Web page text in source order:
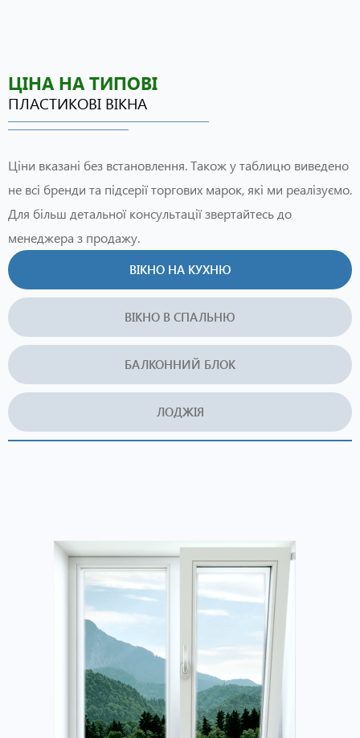
ЦІНА НА ТИПОВІ
ПЛАСТИКОВІ ВІКНА
Ціни вказані без встановлення. Також у таблицю виведено
не всі бренди та підсерії торгових марок, які ми реалізуємо.
Для більш детальної консультації звертайтесь до
менеджера з продажу.
ВІКНО НА КУХНЮ
ВІКНО В СПАЛЬНЮ
БАЛКОННИЙ БЛОК
ЛОДЖІЯ